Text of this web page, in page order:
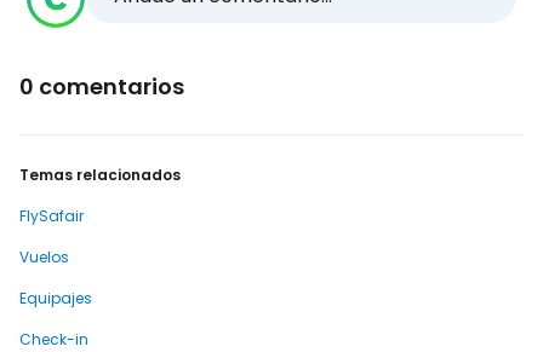
0 comentarios
Temas relacionados
FlySafair
Vuelos
Equipajes
Check-in